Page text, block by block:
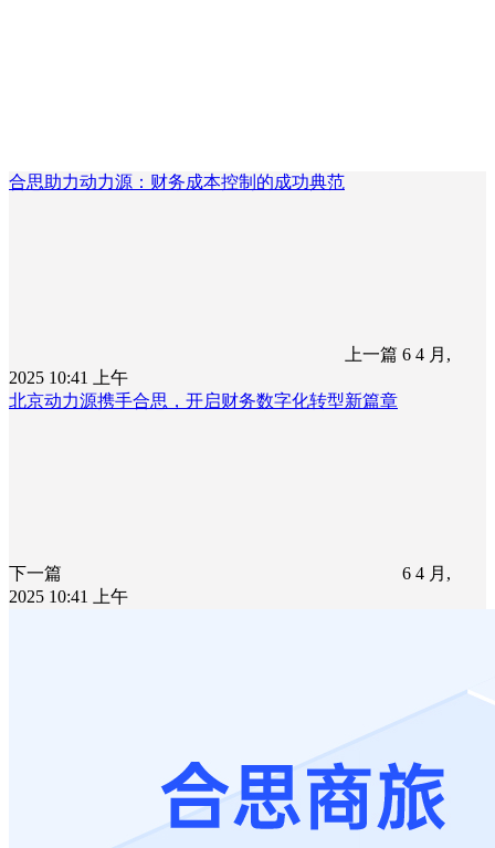
合思助力动力源：财务成本控制的成功典范
上一篇 6 4 月,
2025 10:41 上午
北京动力源携手合思，开启财务数字化转型新篇章
下一篇
6 4 月,
2025 10:41 上午